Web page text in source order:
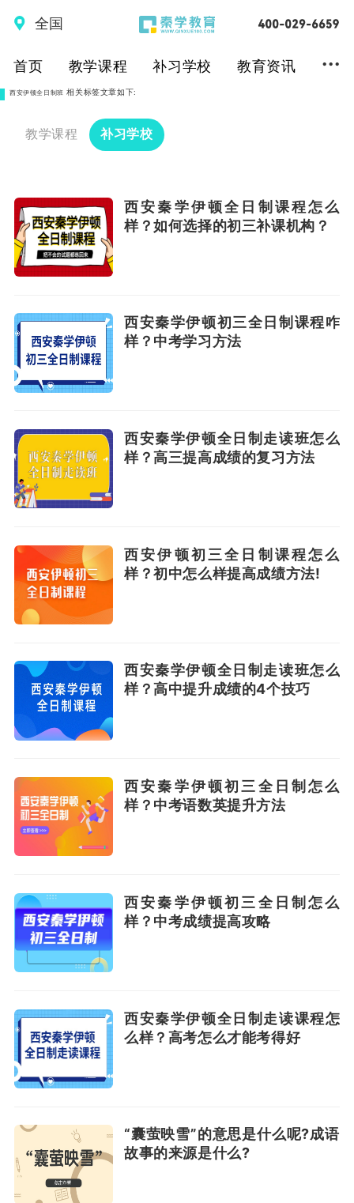
全国
首页 教学课程 补习学校 教育资讯 ...
西安伊顿全日制班 相关标签文章如下:
教学课程 补习学校
西安秦学伊顿全日制课程怎么
样？如何选择的初三补课机构？
西安秦学伊顿初三全日制课程咋
样？中考学习方法
西安秦学伊顿全日制走读班怎么
样？高三提高成绩的复习方法
西安伊顿初三全日制课程怎么
样？初中怎么样提高成绩方法!
西安秦学伊顿全日制走读班怎么
样？高中提升成绩的4个技巧
西安秦学伊顿初三全日制怎么
样？中考语数英提升方法
西安秦学伊顿初三全日制怎么
样？中考成绩提高攻略
西安秦学伊顿全日制走读课程怎
么样？高考怎么才能考得好
“囊萤映雪”的意思是什么呢?成语
故事的来源是什么?